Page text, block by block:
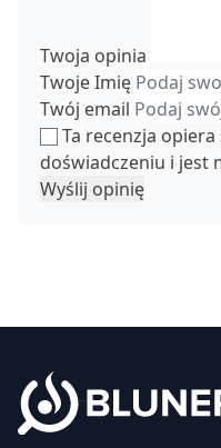
Twoja opinia
Twoje Imię
Twój email
Ta recenzja
doświadczeniu i jest
Wyślij opinię